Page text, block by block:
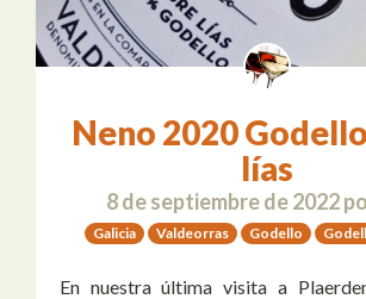
Neno 2020
lías
8 de septiembre de 2022
Galicia Valdeorras Godello
En nuestra última visita a